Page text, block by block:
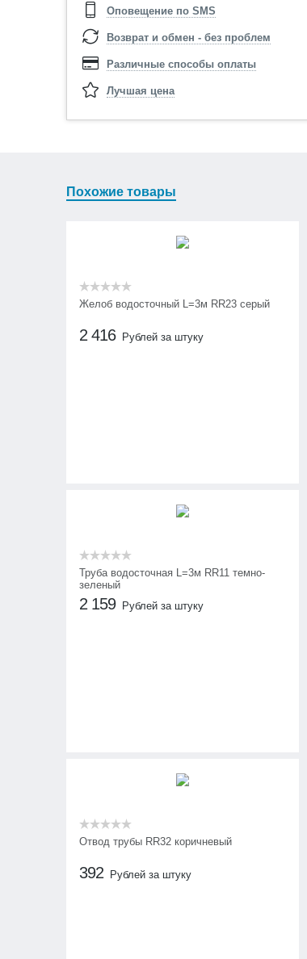
Оповещение по SMS
Возврат и обмен - без проблем
Различные способы оплаты
Лучшая цена
Похожие товары
Желоб водосточный L=3м RR23 серый
2 416 Рублей за штуку
Труба водосточная L=3м RR11 темно-
зеленый
2 159 Рублей за штуку
Отвод трубы RR32 коричневый
392 Рублей за штуку